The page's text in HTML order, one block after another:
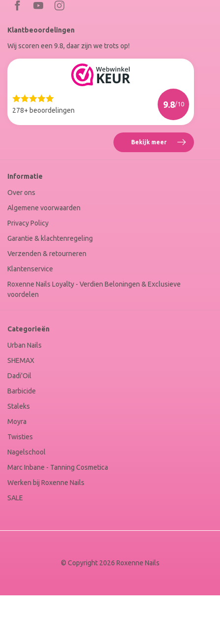
Bezoek
Facebook
op
Instagram
Klantbeoordelingen
Wij scoren een 9.8, daar zijn we trots op!
278+ beoordelingen
9.8/10
Web
Winkel
Bekijk meer Reviews
Roxenne
Informatie
Over ons
Algemene voorwaarden
Privacy Policy
Garantie & klachtenregeling
Verzenden & retourneren
Klantenservice
Roxenne Nails Loyalty - Verdien Beloningen & Exclusieve
voordelen
Categorieën
Urban Nails
SHEMAX
Dadi'Oil
Barbicide
Staleks
Moyra
Twisties
Nagelschool
Marc Inbane - Tanning Cosmetica
Werken bij Roxenne Nails
SALE
© Copyright 2026 Roxenne Nails